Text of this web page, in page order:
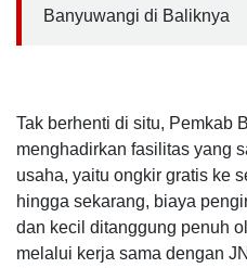
Banyuwangi di Baliknya
Tak berhenti di situ, Pemkab
menghadirkan fasilitas yang
usaha, yaitu ongkir gratis ke
hingga sekarang, biaya
dan kecil ditanggung penuh
melalui kerja sama dengan